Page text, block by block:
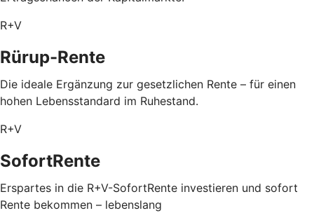
R+V
Rürup-Rente
Die ideale Ergänzung zur gesetzlichen Rente – für einen
hohen Lebensstandard im Ruhestand.
R+V
SofortRente
Erspartes in die R+V-SofortRente investieren und sofort
Rente bekommen – lebenslang